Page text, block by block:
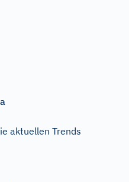
aktuellen Trends